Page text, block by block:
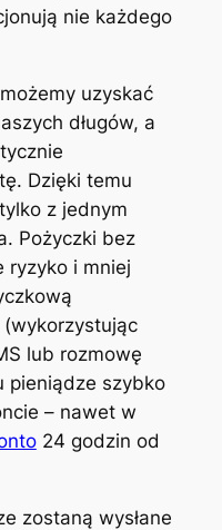
nie każdego
uzyskać
długów, a
Dzięki temu
z jednym
Pożyczki bez
ryzyko i mniej
lub rozmowę
pieniądze szybko
– nawet w
24 godzin od
zostaną wysłane